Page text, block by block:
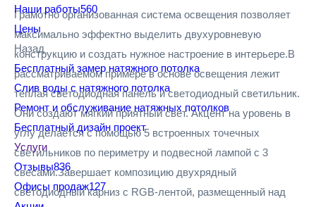
Наши работы560
Цены
Назад
Бесплатный замер натяжного потолка
Слив воды с натяжного потолка
Ремонт и обслуживание натяжных потолков
Бесплатный дизайн проект
Услуги
Отзывы836
Офисы продаж127
Грамотно организованная система освещения позволяет
максимально эффектно выделить двухуровневую
конструкцию и создать нужное настроение в интерьере.В
рассматриваемом примере в основе освещения лежит
теплая светодиодная панель и светодиодный светильник.
Они создают мягкий приятный свет. Акцент на уровень в
углу делается с помощью 5 встроенных точечных
светильников по периметру и подвесной лампой с 3
свесами.Завершает композицию двухрядный
светодиодный карниз с RGB-лентой, размещенный над